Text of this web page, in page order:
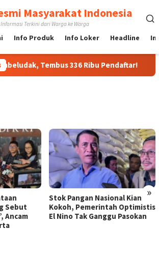
Masyarakat Indonesia
Informasi Terkini dari Warga ke Warga
Info Produk Info Loker Headline
Tembus 336 Ribu Pendaftar!
»
Sebut
Ancam
Stok Pangan Nasional Kian
Kokoh, Pemerintah Optimistis
El Nino Tak Ganggu Pasokan